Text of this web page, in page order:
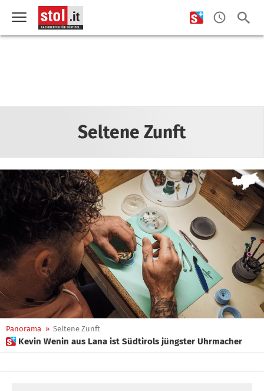
Seltene Zunft
Panorama » Seltene Zunft
 Kevin Wenin aus Lana ist Südtirols jüngster Uhrmacher